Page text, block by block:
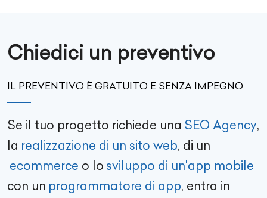
Chiedici un preventivo
IL PREVENTIVO È GRATUITO E SENZA IMPEGNO
Se il tuo progetto richiede una SEO Agency,
la realizzazione di un sito web, di un
ecommerce o lo sviluppo di un'app mobile
con un programmatore di app, entra in